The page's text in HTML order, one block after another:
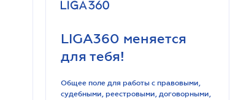
LIGA360 меняется
для тебя!
Общее поле для работы с правовыми,
судебными, реестровыми, договорными,